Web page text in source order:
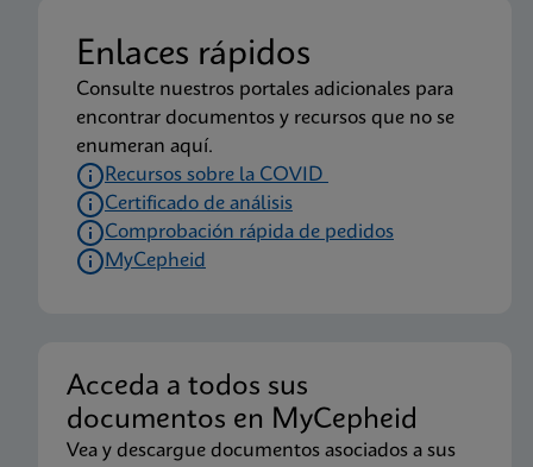
Enlaces rápidos
Consulte nuestros portales adicionales para
encontrar documentos y recursos que no se
enumeran aquí.
Recursos sobre la COVID
Certificado de análisis
Comprobación rápida de pedidos
MyCepheid
Acceda a todos sus
documentos en MyCepheid
Vea y descargue documentos asociados a sus